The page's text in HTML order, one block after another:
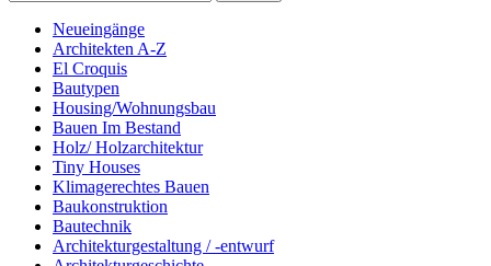
Neueingänge
Architekten A-Z
El Croquis
Bautypen
Housing/Wohnungsbau
Bauen Im Bestand
Holz/ Holzarchitektur
Tiny Houses
Klimagerechtes Bauen
Baukonstruktion
Bautechnik
Architekturgestaltung / -entwurf